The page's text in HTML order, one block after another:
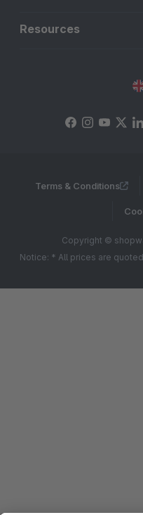
Resources
Terms & Conditions
Copyright ©
Notice: * All prices are